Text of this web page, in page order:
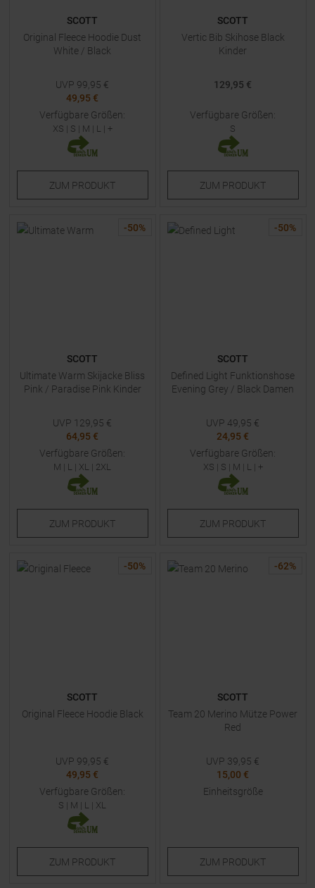
SCOTT
Original Fleece Hoodie Dust
White / Black
UVP 99,95 €
49,95 €
Verfügbare Größen:
XS | S | M | L | +
ZUM PRODUKT
SCOTT
Vertic Bib Skihose Black
Kinder
129,95 €
Verfügbare Größen:
S
ZUM PRODUKT
-50%
SCOTT
Ultimate Warm Skijacke Bliss
Pink / Paradise Pink Kinder
UVP 129,95 €
64,95 €
Verfügbare Größen:
M | L | XL | 2XL
ZUM PRODUKT
-50%
SCOTT
Defined Light Funktionshose
Evening Grey / Black Damen
UVP 49,95 €
24,95 €
Verfügbare Größen:
XS | S | M | L | +
ZUM PRODUKT
-50%
SCOTT
Original Fleece Hoodie Black
UVP 99,95 €
49,95 €
Verfügbare Größen:
S | M | L | XL
ZUM PRODUKT
-62%
SCOTT
Team 20 Merino Mütze Power
Red
UVP 39,95 €
15,00 €
Einheitsgröße
ZUM PRODUKT